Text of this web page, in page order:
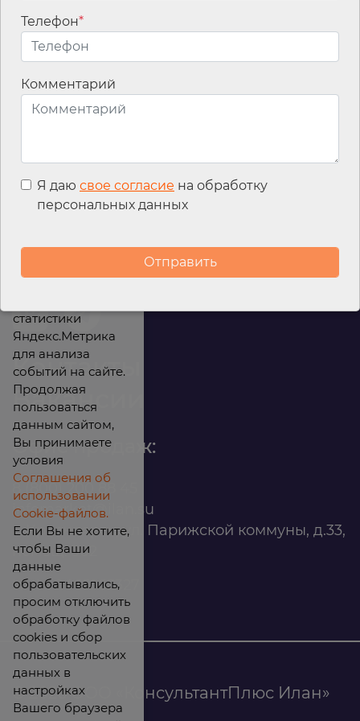
Данное мероприятие прошло
#Семинары
Контакты
Вакансии
Офис продаж:
infomarket@ilan.su
г. Красноярск, ул. Парижской коммуны, д.33,
помещ. 302
ИНН: 2465263327
© 2026 ООО «КонсультантПлюс Илан»
Телефон*
Комментарий
Я даю свое согласие на обработку
персональных данных
Мы используем
улучшения
также сервис
статистики
Яндекс.Метрика
для анализа
событий на сайте.
Продолжая
пользоваться
данным сайтом,
Вы принимаете
условия
Соглашения об
использовании
Cookie-файлов.
Если Вы не хотите,
чтобы Ваши
данные
обрабатывались,
просим отключить
обработку файлов
cookies и сбор
пользовательских
данных в
настройках
Вашего браузера